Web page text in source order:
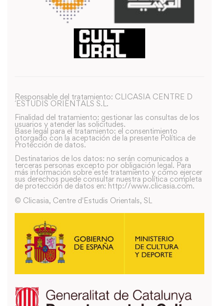
Responsable del tratamiento: CLICASIA CENTRE D
´ESTUDIS ORIENTALS S.L.
Finalidad del tratamiento: gestionar las consultas de los
usuarios y atender las solicitudes.
Base legal para el tratamiento: el consentimiento
otorgado con la aceptación de la presente Política de
Protección de datos.
Destinatarios de los datos: no serán comunicados a
terceras personas excepto por obligación legal. Para
más información sobre este tratamiento y como ejercer
sus derechos puede consultar nuestra política completa
de protección de datos en: http://www.clicasia.com.
© Clicasia, Centre d'Estudis Orientals, SL